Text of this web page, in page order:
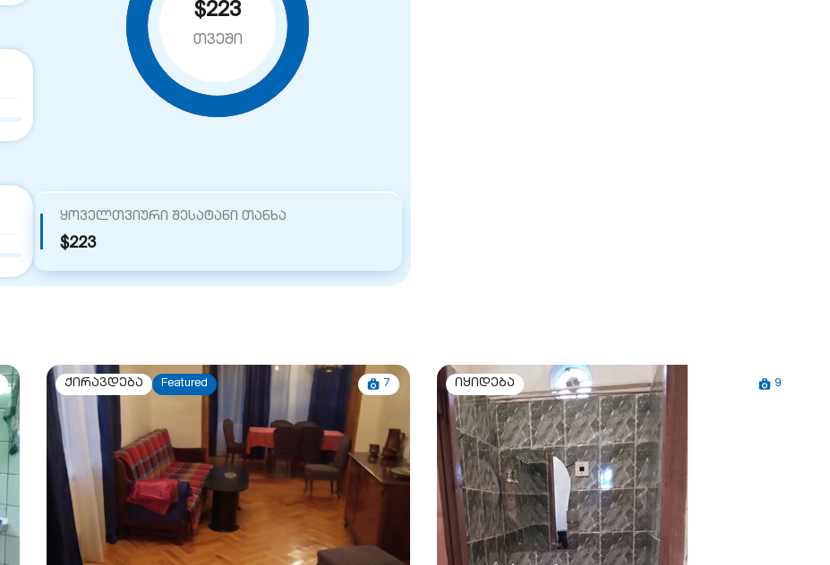
$223
თვეში
ყოველთვიური შესატანი თანხა
$223
ქირავდება Featured 7 იყიდება 9